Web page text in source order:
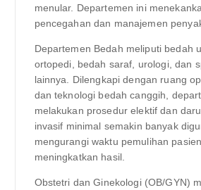
menular. Departemen ini
pencegahan dan manajemen
Departemen Bedah meliputi bedah
ortopedi, bedah saraf, urologi, dan
lainnya. Dilengkapi dengan ruang
dan teknologi bedah canggih,
melakukan prosedur elektif dan
invasif minimal semakin banyak
mengurangi waktu pemulihan
meningkatkan hasil.
Obstetri dan Ginekologi (OB/GYN)